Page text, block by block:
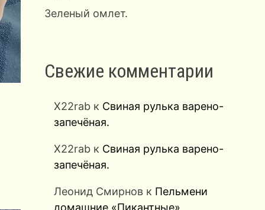
Зеленый омлет.
Свежие комментарии
X22rabк Свиная рулька варено-
запечёная.
X22rabк Свиная рулька варено-
запечёная.
Леонид Смирновк Пельмени
домашние «Пикантные»